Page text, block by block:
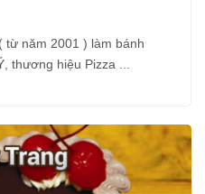
từ năm 2001 ) làm bánh
thương hiệu Pizza ...